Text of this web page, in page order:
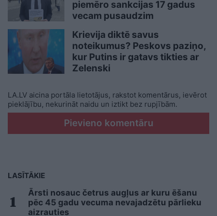
piemēro sankcijas 17 gadus
vecam pusaudzim
Krievija diktē savus
noteikumus? Peskovs paziņo,
kur Putins ir gatavs tikties ar
Zelenski
LA.LV aicina portāla lietotājus, rakstot komentārus, ievērot
pieklājību, nekurināt naidu un iztikt bez rupjībām.
Pievieno komentāru
LASĪTĀKIE
Ārsti nosauc četrus augļus ar kuru ēšanu
pēc 45 gadu vecuma nevajadzētu pārlieku
aizrauties